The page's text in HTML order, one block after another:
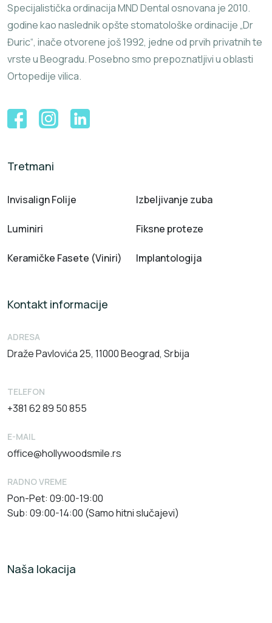
Specijalistička ordinacija MND Dental osnovana je 2010.
godine kao naslednik opšte stomatološke ordinacije „Dr
Đuric“, inače otvorene još 1992, jedne od prvih privatnih te
vrste u Beogradu. Posebno smo prepoznatljivi u oblasti
Ortopedije vilica.
Tretmani
Invisalign Folije Izbeljivanje zuba
Luminiri Fiksne proteze
Keramičke Fasete (Viniri) Implantologija
Kontakt informacije
ADRESA
Draže Pavlovića 25, 11000 Beograd, Srbija
TELEFON
+381 62 89 50 855
E-MAIL
office@hollywoodsmile.rs
RADNO VREME
Pon-Pet: 09:00-19:00
Sub: 09:00-14:00 (Samo hitni slučajevi)
Naša lokacija